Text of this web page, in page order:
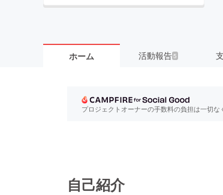
ホーム 活動報告5
プロジェクトオーナーの手数料の負担は一切
自己紹介